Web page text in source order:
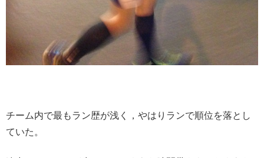
チーム内で最もラン歴が浅く，やはりランで順位を落とし
ていた。